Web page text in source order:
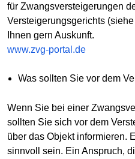
für Zwangsversteigerungen
Versteigerungsgerichts
Ihnen gern Auskunft.
www.zvg-portal.de
Was sollten Sie vor dem
Wenn Sie bei einer
sollten Sie sich vor dem
über das Objekt informieren.
sinnvoll sein. Ein Anspruch,